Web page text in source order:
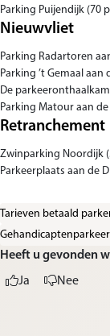
Parking Puijendijk (70
Nieuwvliet
Parking Radartoren
Parking ’t Gemaal
De
Parking Matour aan
Retranchement
Zwinparking Noordijk
Parkeerplaats aan de
Tarieven betaald
Heeft u gevonden
Ja Nee